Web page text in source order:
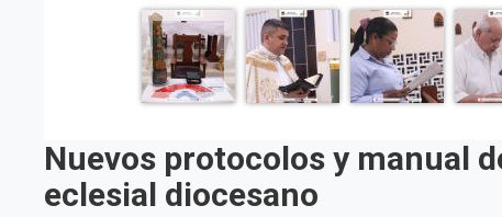
Nuevos protocolos y manual
eclesial diocesano